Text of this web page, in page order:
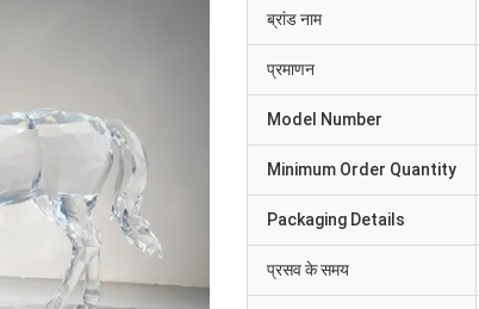
ब्रांड नाम
प्रमाणन
Model Number
Minimum Order Quantity
Packaging Details
प्रसव के समय